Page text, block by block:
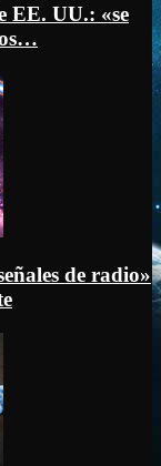
EE. UU.: «se
de radio»